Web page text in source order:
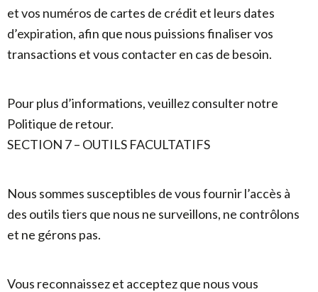
et vos numéros de cartes de crédit et leurs dates
d’expiration, afin que nous puissions finaliser vos
transactions et vous contacter en cas de besoin.
Pour plus d’informations, veuillez consulter notre
Politique de retour.
SECTION 7 – OUTILS FACULTATIFS
Nous sommes susceptibles de vous fournir l’accès à
des outils tiers que nous ne surveillons, ne contrôlons
et ne gérons pas.
Vous reconnaissez et acceptez que nous vous